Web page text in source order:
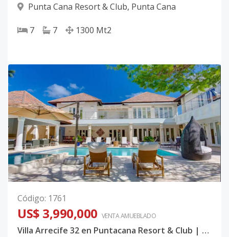
Punta Cana Resort & Club, Punta Cana
7 7 1300 Mt2
Código: 1761
US$ 3,990,000 VENTA AMUEBLADO
Villa Arrecife 32 en Puntacana Resort & Club | Exclusiva Residencia Colonial de Lujo con 8 Habitaciones y Vista al Golf en Punta Cana